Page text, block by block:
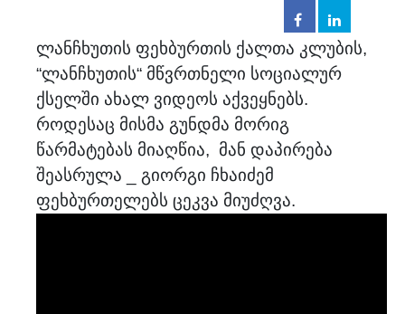
ლანჩხუთის ფეხბურთის ქალთა კლუბის,
“ლანჩხუთის“ მწვრთნელი სოციალურ
ქსელში ახალ ვიდეოს აქვეყნებს.
როდესაც მისმა გუნდმა მორიგ
წარმატებას მიაღწია, მან დაპირება
შეასრულა _ გიორგი ჩხაიძემ
ფეხბურთელებს ცეკვა მიუძღვა.